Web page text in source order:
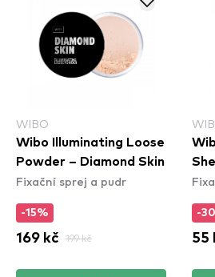
WIBO
Wibo Illuminating Loose
Powder – Diamond Skin
Fixační sprej a pudr
-15%
169 kč 199 kč
-
55